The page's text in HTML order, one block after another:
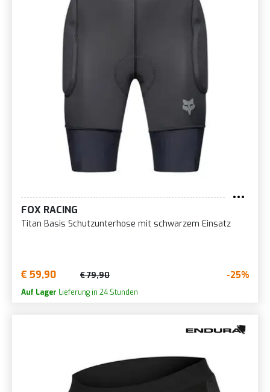
FOX RACING
Titan Basis Schutzunterhose mit schwarzem Einsatz
€ 59,90 € 79,90 -25%
Auf Lager Lieferung in 24 Stunden